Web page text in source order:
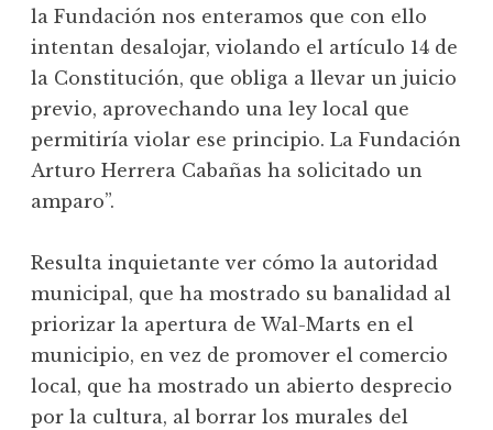
la Fundación nos enteramos que con ello
intentan desalojar, violando el artículo 14 de
la Constitución, que obliga a llevar un juicio
previo, aprovechando una ley local que
permitiría violar ese principio. La Fundación
Arturo Herrera Cabañas ha solicitado un
amparo”.
Resulta inquietante ver cómo la autoridad
municipal, que ha mostrado su banalidad al
priorizar la apertura de Wal-Marts en el
municipio, en vez de promover el comercio
local, que ha mostrado un abierto desprecio
por la cultura, al borrar los murales del